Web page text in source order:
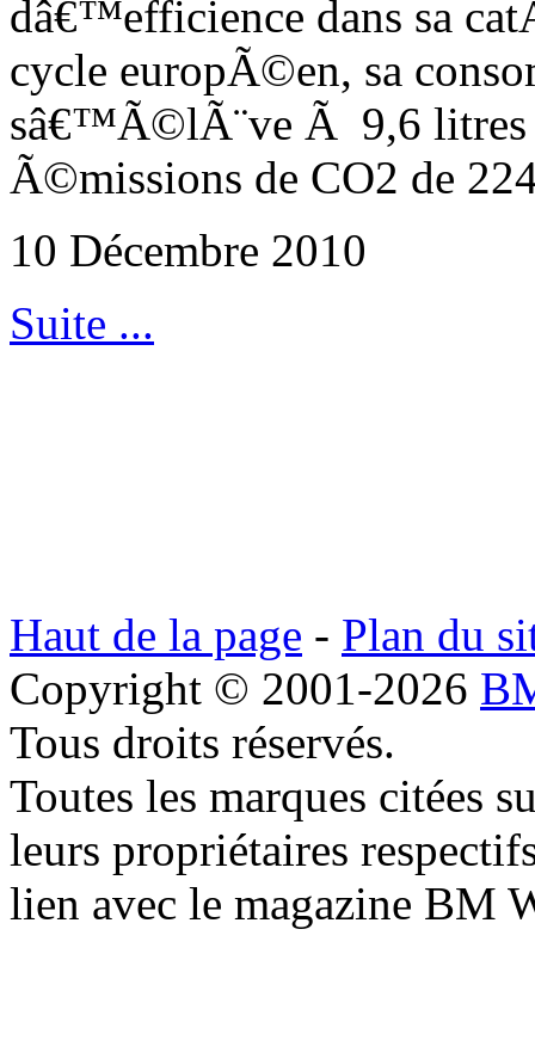
dâ€™efficience dans sa
cycle europÃ©en, sa
sâ€™Ã©lÃ¨ve Ã 9,6 litres
Ã©missions de CO2 de
10 Décembre 2010
Suite ...
Haut de la page - Plan du
Copyright © 2001-2026
Tous droits réservés.
Toutes les marques citées
leurs propriétaires
lien avec le magazine BM